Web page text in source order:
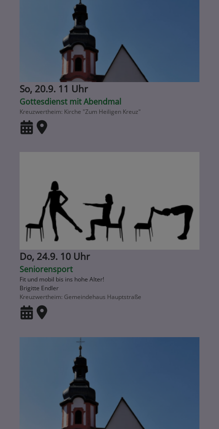
So, 20.9. 11 Uhr
Gottesdienst mit Abendmal
Kreuzwertheim Kirche "Zum Heiligen Kreuz"
Do, 24.9. 10 Uhr
Seniorensport
Fit und mobil bis ins hohe Alter!
Brigitte Endler
Kreuzwertheim Gemeindehaus Hauptstraße